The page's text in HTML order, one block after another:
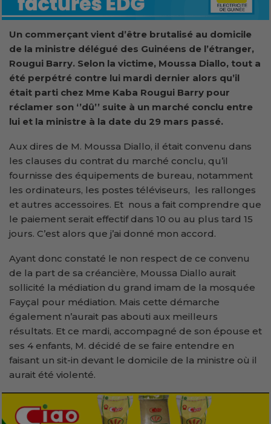
Un commerçant vient d’être brutalisé au domicile
de la ministre délégué des Guinéens de l’étranger,
Rougui Barry. Selon la victime, Moussa Diallo, tout a
été perpétré contre lui mardi dernier alors qu’il
était parti chez Mme Kaba Rougui Barry pour
réclamer son ‘’dû’’ suite à un marché conclu entre
lui et la ministre à la date du 29 mars passé.
Aux dires de M. Moussa Diallo, il était convenu dans
les clauses du contrat du marché conclu, qu’il
fournisse des équipements de bureau, notamment
les ordinateurs, les postes téléviseurs, les rallonges
et autres accessoires. Et nous a fait comprendre que
le paiement serait effectif dans 10 ou au plus tard 15
jours. C’est alors que j’ai donné mon accord.
Ayant donc constaté le non respect de ce convenu
de la part de sa créancière, Moussa Diallo aurait
sollicité la médiation du grand imam de la mosquée
Fayçal pour médiation. Mais cette démarche
également n’aurait pas abouti aux meilleurs
résultats. Et ce mardi, accompagné de son épouse et
ses 4 enfants, M. décidé de se faire entendre en
faisant un sit-in devant le domicile de la ministre où il
aurait été violenté.